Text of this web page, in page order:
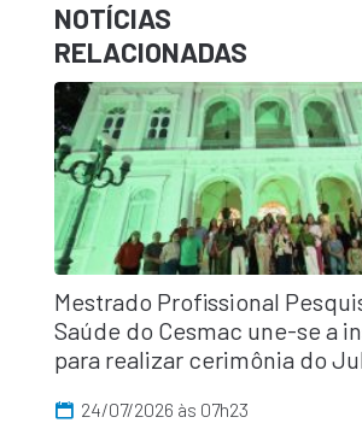
NOTÍCIAS
RELACIONADAS
Mestrado Profissional
Saúde do Cesmac une-se a
para realizar cerimônia do
24/07/2026 às 07h23